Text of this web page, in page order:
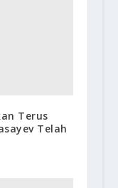
Terus
Telah